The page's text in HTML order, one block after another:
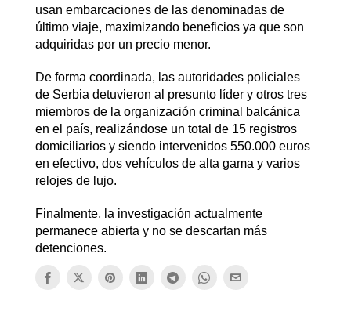
usan embarcaciones de las denominadas de
último viaje, maximizando beneficios ya que son
adquiridas por un precio menor.
De forma coordinada, las autoridades policiales
de Serbia detuvieron al presunto líder y otros tres
miembros de la organización criminal balcánica
en el país, realizándose un total de 15 registros
domiciliarios y siendo intervenidos 550.000 euros
en efectivo, dos vehículos de alta gama y varios
relojes de lujo.
Finalmente, la investigación actualmente
permanece abierta y no se descartan más
detenciones.